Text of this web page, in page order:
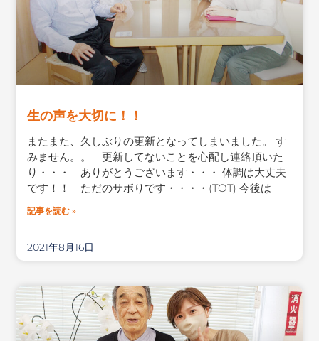
生の声を大切に！！
またまた、久しぶりの更新となってしまいました。 す
みません。。 更新してないことを心配し連絡頂いた
り・・・ ありがとうございます・・・ 体調は大丈夫
です！！ ただのサボりです・・・・(TOT) 今後は
記事を読む »
2021年8月16日